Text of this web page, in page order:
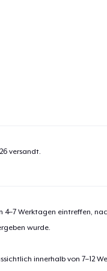
versandt.
4–7 Werktagen eintreffen,
wurde.
innerhalb von 7–12